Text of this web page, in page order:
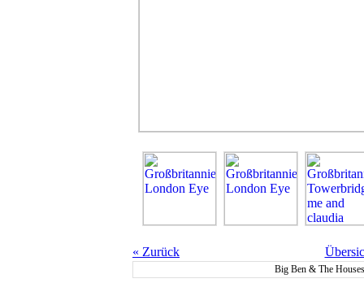
« Zurück
Big Ben & The